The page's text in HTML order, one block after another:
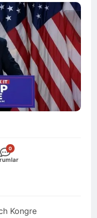
Kongre
0